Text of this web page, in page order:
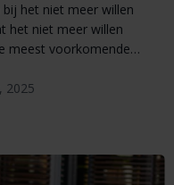
het niet meer willen
het niet meer willen
meest voorkomende
2025